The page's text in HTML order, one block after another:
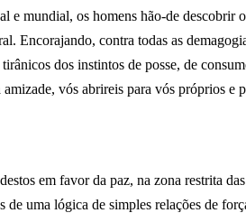
e mundial, os homens hão-de descobrir
Encorajando, contra todas as
dos instintos de posse, de
vós abrireis para vós próprios e
em favor da paz, na zona restrita
uma lógica de simples relações de